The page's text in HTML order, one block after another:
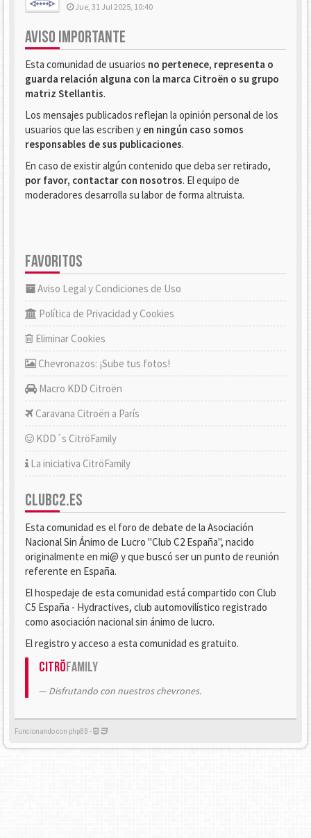
Jue, 31 Jul 2025, 10:40
AVISO IMPORTANTE
Esta comunidad de usuarios no pertenece, representa o
guarda relación alguna con la marca Citroën o su grupo
matriz Stellantis.
Los mensajes publicados reflejan la opinión personal de los
usuarios que las escriben y en ningún caso somos
responsables de sus publicaciones.
En caso de existir algún contenido que deba ser retirado,
por favor, contactar con nosotros. El equipo de
moderadores desarrolla su labor de forma altruista.
FAVORITOS
Aviso Legal y Condiciones de Uso
Política de Privacidad y Cookies
Eliminar Cookies
Chevronazos: ¡Sube tus fotos!
Macro KDD Citroën
Caravana Citroën a París
KDD´s CitröFamily
La iniciativa CitröFamily
CLUBC2.ES
Esta comunidad es el foro de debate de la Asociación
Nacional Sin Ánimo de Lucro "Club C2 España", nacido
originalmente en mi@ y que buscó ser un punto de reunión
referente en España.
El hospedaje de esta comunidad está compartido con Club
C5 España - Hydractives, club automovilístico registrado
como asociación nacional sin ánimo de lucro.
El registro y acceso a esta comunidad es gratuito.
CitröFamily
Disfrutando con nuestros chevrones.
Funcionando con phpBB -